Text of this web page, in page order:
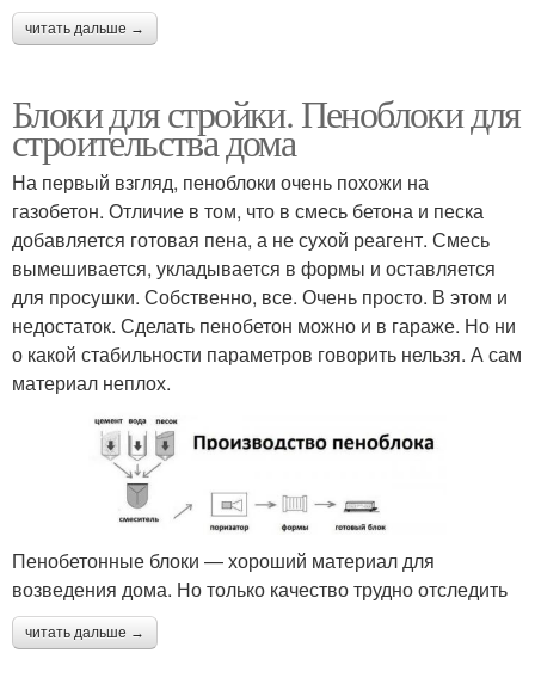
читать дальше →
Блоки для стройки. Пеноблоки для
строительства дома
На первый взгляд, пеноблоки очень похожи на
газобетон. Отличие в том, что в смесь бетона и песка
добавляется готовая пена, а не сухой реагент. Смесь
вымешивается, укладывается в формы и оставляется
для просушки. Собственно, все. Очень просто. В этом и
недостаток. Сделать пенобетон можно и в гараже. Но ни
о какой стабильности параметров говорить нельзя. А сам
материал неплох.
Пенобетонные блоки — хороший материал для
возведения дома. Но только качество трудно отследить
читать дальше →